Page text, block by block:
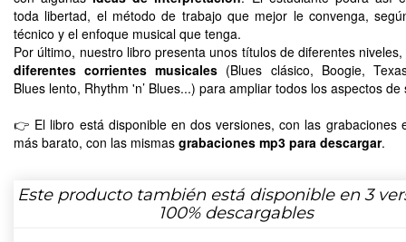
toda libertad, el método de trabajo que mejor le convenga,
técnico y el enfoque musical que tenga.
Por último, nuestro libro presenta unos títulos de diferentes
diferentes corrientes musicales (Blues clásico, Boogie,
Blues lento, Rhythm 'n’ Blues...) para ampliar todos los aspectos de
👉 El libro está disponible en dos versiones, con las grabaciones
más barato, con las mismas grabaciones mp3 para descargar.
Este producto también está disponible en 3
100% descargables